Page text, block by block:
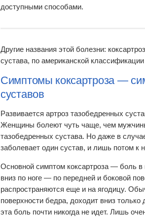
доступными способами.
Другие названия этой болезни:
сустава, по американской
Симптомы коксартроза —
суставов
Развивается артроз тазобедренных
Женщины болеют чуть чаще, чем
тазобедренных сустава. Но даже в
заболевает один сустав, и лишь потом к
Основной симптом коксартроза — боль в
вниз по ноге — по передней и боковой
распространяются еще и на ягодицу.
поверхности бедра, доходит вниз
эта боль почти никогда не идет. Лишь